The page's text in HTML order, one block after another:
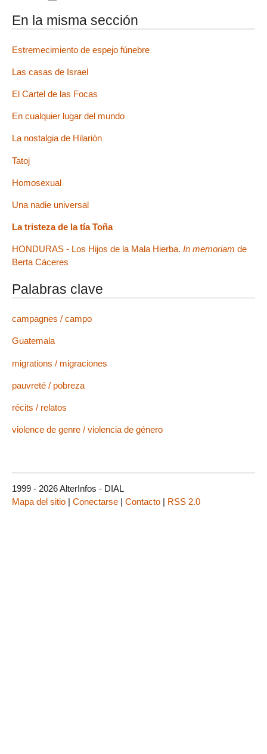
En la misma sección
Estremecimiento de espejo fúnebre
Las casas de Israel
El Cartel de las Focas
En cualquier lugar del mundo
La nostalgia de Hilarión
Tatoj
Homosexual
Una nadie universal
La tristeza de la tía Toña
HONDURAS - Los Hijos de la Mala Hierba. In memoriam de
Berta Cáceres
Palabras clave
campagnes / campo
Guatemala
migrations / migraciones
pauvreté / pobreza
récits / relatos
violence de genre / violencia de género
1999 - 2026 AlterInfos - DIAL
Mapa del sitio | Conectarse | Contacto | RSS 2.0